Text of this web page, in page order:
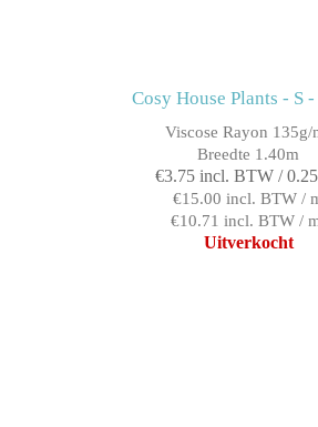
Cosy House Plants - S
Viscose Rayon 135g/
Breedte 1.40m
€3.75 incl. BTW /
€15.00 incl. BTW /
€10.71 incl. BTW /
Uitverkocht